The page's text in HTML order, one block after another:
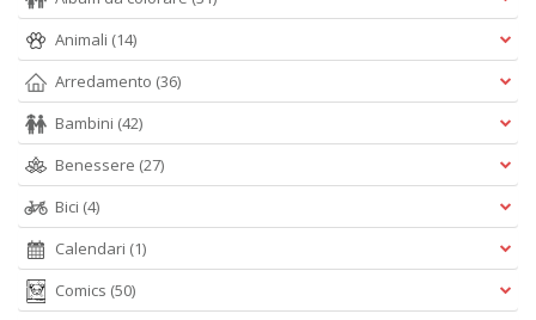
Animali (14)
Arredamento (36)
Bambini (42)
Benessere (27)
Bici (4)
Calendari (1)
Comics (50)